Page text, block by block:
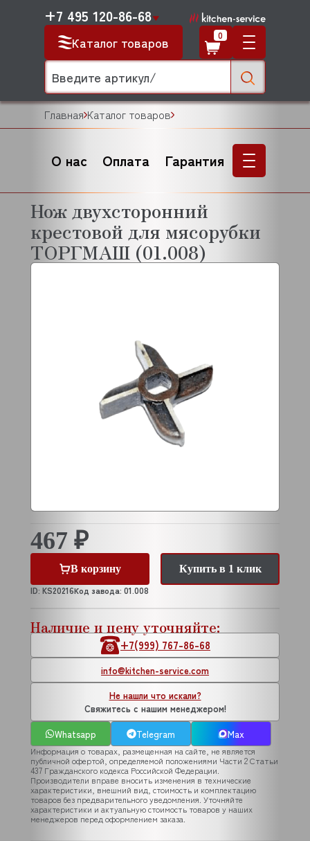
Каталог товаров
+7 495 120-86-68
0
Главная Каталог товаров
О нас Оплата Гарантия
Нож двухсторонний
крестовой для мясорубки
ТОРГМАШ (01.008)
467 ₽
В корзину
Купить в 1 клик
ID: KS20216Код завода: 01.008
Наличие и цену уточняйте:
+7(999) 767-86-68
info@kitchen-service.com
Не нашли что искали?
Свяжитесь с нашим менеджером!
Whatsapp
Telegram Max
Информация о товарах, размещенная на сайте, не является
публичной офертой, определяемой положениями Части 2 Статьи
437 Гражданского кодекса Российской Федерации.
Производители вправе вносить изменения в технические
характеристики, внешний вид, стоимость и комплектацию
товаров без предварительного уведомления. Уточняйте
характеристики и актуальную стоимость товаров у наших
менеджеров перед оформлением заказа.